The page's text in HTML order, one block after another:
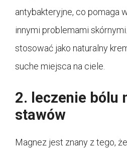
antybakteryjne, co pomaga
innymi problemami
stosować jako naturalny
suche miejsca na ciele.
2. leczenie bólu
stawów
Magnez jest znany z tego,